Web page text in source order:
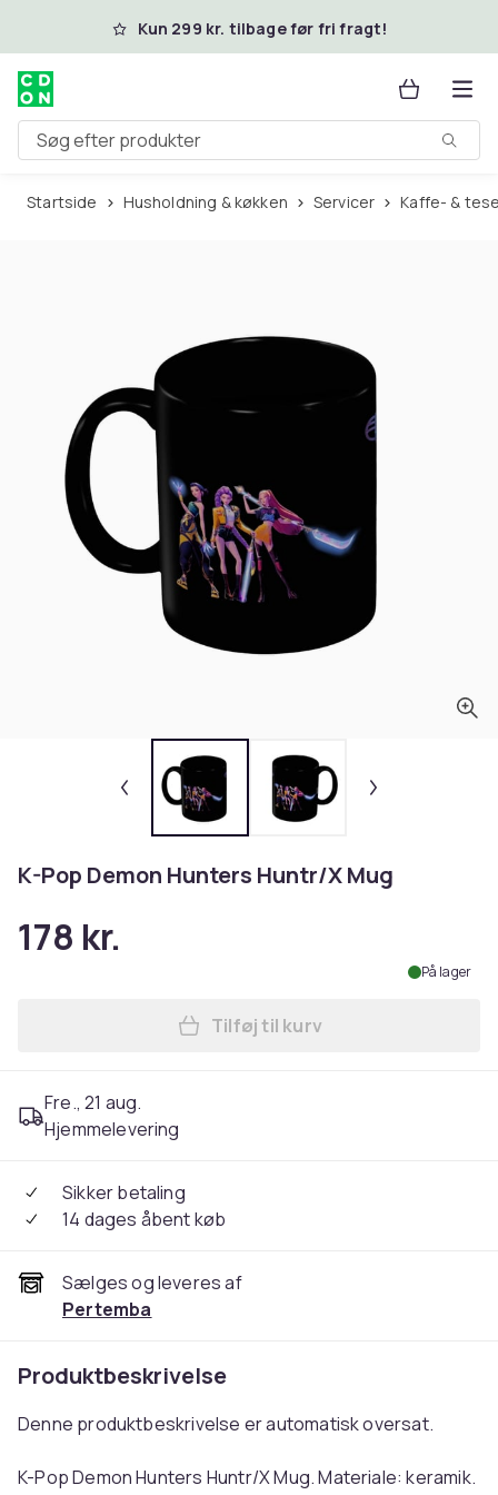
Spring til hovedindhold
Kun 299 kr. tilbage før fri fragt!
Søg efter produkter
Startside Husholdning & køkken Servicer Kaffe- &
K-Pop Demon Hunters Huntr/X Mug
178 kr.
På lager
Læg K-Pop Demon Hunters
Tilføj til kurv
Fre., 21 aug.
Hjemmelevering
Sikker betaling
14 dages åbent køb
Sælges og leveres af
Pertemba
Produktbeskrivelse
Denne produktbeskrivelse er automatisk oversat.
K-Pop Demon Hunters Huntr/X Mug. Materiale: keramik.